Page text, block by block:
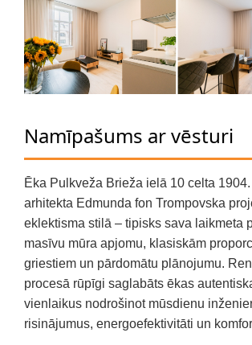
Namīpašums ar vēsturi
Ēka Pulkveža Brieža ielā 10 celta
arhitekta Edmunda fon Trompovska
eklektisma stilā – tipisks sava laikmeta
masīvu mūra apjomu, klasiskām
griestiem un pārdomātu plānojumu.
procesā rūpīgi saglabāts ēkas
vienlaikus nodrošinot mūsdienu
risinājumus, energoefektivitāti un